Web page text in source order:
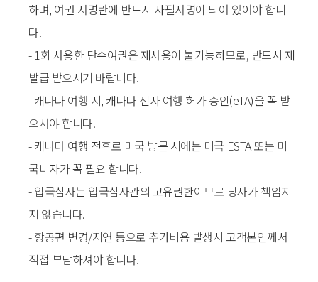
하며, 여권 서명란에 반드시 자필서명이 되어 있어야 합니
다.
- 1회 사용한 단수여권은 재사용이 불가능하므로, 반드시 재
발급 받으시기 바랍니다.
- 캐나다 여행 시, 캐나다 전자 여행 허가 승인(eTA)을 꼭 받
으셔야 합니다.
- 캐나다 여행 전후로 미국 방문 시에는 미국 ESTA 또는 미
국비자가 꼭 필요 합니다.
- 입국심사는 입국심사관의 고유권한이므로 당사가 책임지
지 않습니다.
- 항공편 변경/지연 등으로 추가비용 발생시 고객본인께서
직접 부담하셔야 합니다.